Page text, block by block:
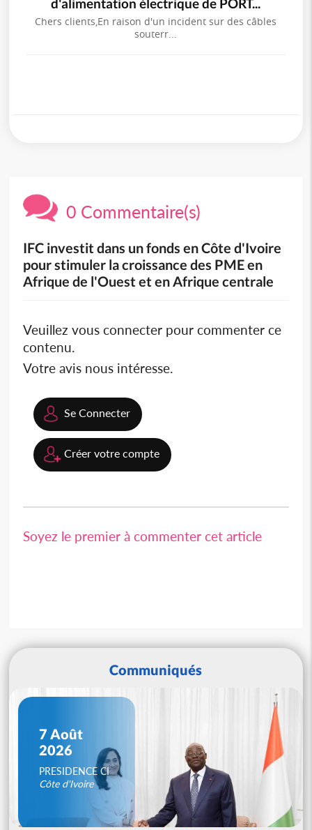
Chers clients,En raison d'un incident sur des câbles
souterr...
0 Commentaire(s)
IFC investit dans un fonds en Côte d'Ivoire
pour stimuler la croissance des PME en
Afrique de l'Ouest et en Afrique centrale
Veuillez vous connecter pour commenter ce
contenu.
Votre avis nous intéresse.
Se Connecter
Créer votre compte
Soyez le premier à commenter cet article
Communiqués
7 Août
2026
PRESIDENCE CI
Côte d'Ivoire